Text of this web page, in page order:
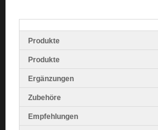
Produkte
Produkte
Ergänzungen
Zubehöre
Empfehlungen